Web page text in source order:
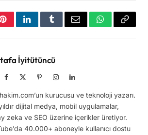
PinterestLinkedInTumblrEmail WhatsApp
Copy
İyitütüncü
Facebook PinterestInstagramLinkedIn
kurucusu ve teknoloji yazarı.
dijital medya, mobil uygulamalar,
zeka ve SEO üzerine içerikler üretiyor.
40.000+ aboneyle kullanıcı dostu